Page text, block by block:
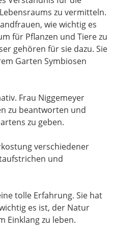
zu vermitteln.
wie wichtig es
für Pflanzen und Tiere zu
gehören für sie dazu. Sie
Garten Symbiosen
Frau Niggemeyer
zu beantworten und
zu geben.
verschiedener
und
tolle Erfahrung. Sie hat
es ist, der Natur
Einklang zu leben.